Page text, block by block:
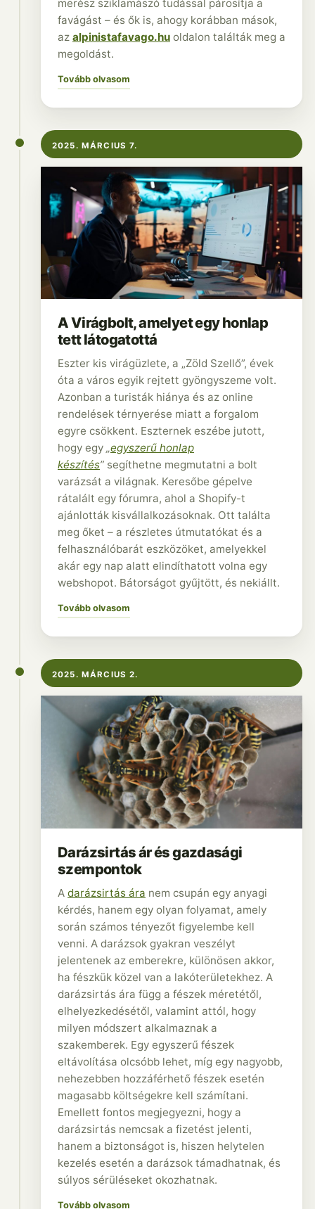
merész sziklamászó tudással párosítja a
favágást – és ők is, ahogy korábban mások,
az alpinistafavago.hu oldalon találták meg a
megoldást.
Tovább olvasom
2025. MÁRCIUS 7.
A Virágbolt, amelyet egy honlap
tett látogatottá
Eszter kis virágüzlete, a „Zöld Szellő”, évek
óta a város egyik rejtett gyöngyszeme volt.
Azonban a turisták hiánya és az online
rendelések térnyerése miatt a forgalom
egyre csökkent. Eszternek eszébe jutott,
hogy egy „egyszerű honlap
készítés” segíthetne megmutatni a bolt
varázsát a világnak. Keresőbe gépelve
rátalált egy fórumra, ahol a Shopify-t
ajánlották kisvállalkozásoknak. Ott találta
meg őket – a részletes útmutatókat és a
felhasználóbarát eszközöket, amelyekkel
akár egy nap alatt elindíthatott volna egy
webshopot. Bátorságot gyűjtött, és nekiállt.
Tovább olvasom
2025. MÁRCIUS 2.
Darázsirtás ár és gazdasági
szempontok
A darázsirtás ára nem csupán egy anyagi
kérdés, hanem egy olyan folyamat, amely
során számos tényezőt figyelembe kell
venni. A darázsok gyakran veszélyt
jelentenek az emberekre, különösen akkor,
ha fészkük közel van a lakóterületekhez. A
darázsirtás ára függ a fészek méretétől,
elhelyezkedésétől, valamint attól, hogy
milyen módszert alkalmaznak a
szakemberek. Egy egyszerű fészek
eltávolítása olcsóbb lehet, míg egy nagyobb,
nehezebben hozzáférhető fészek esetén
magasabb költségekre kell számítani.
Emellett fontos megjegyezni, hogy a
darázsirtás nemcsak a fizetést jelenti,
hanem a biztonságot is, hiszen helytelen
kezelés esetén a darázsok támadhatnak, és
súlyos sérüléseket okozhatnak.
Tovább olvasom